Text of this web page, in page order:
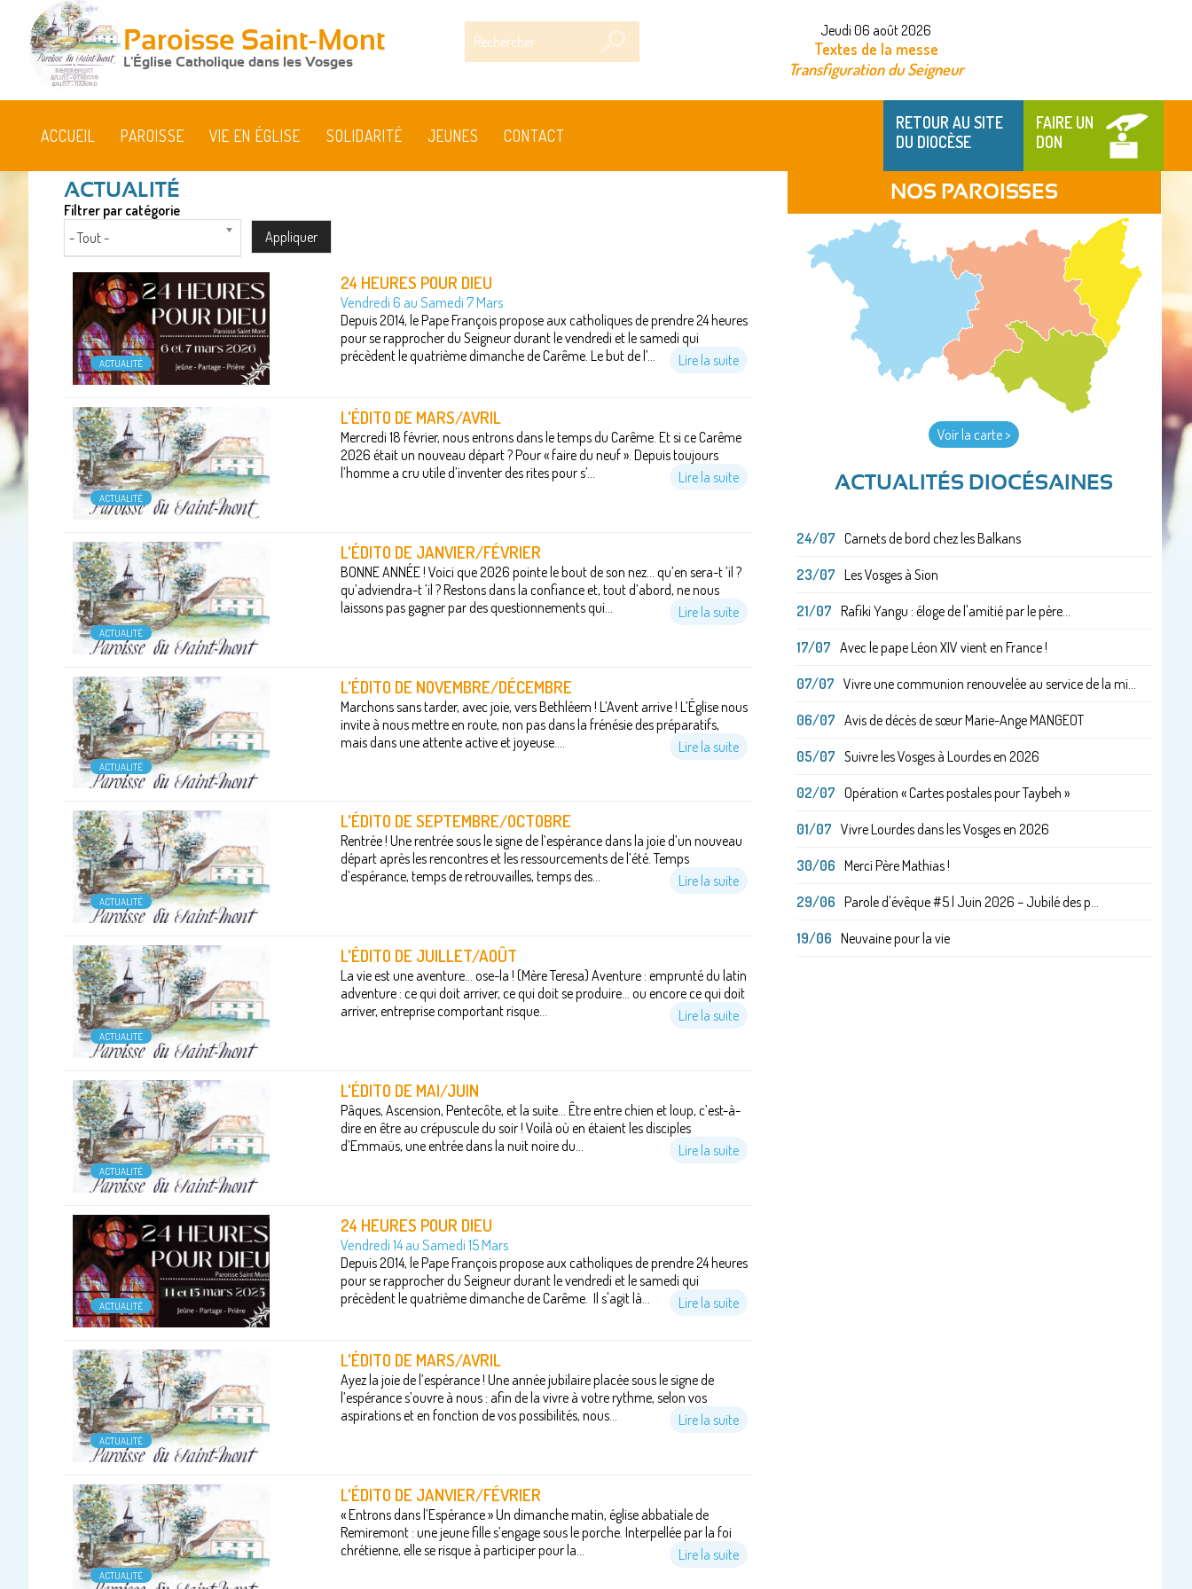
Paroisse Saint-Mont
L'Église Catholique dans les Vosges
Jeudi 06 août 2026
Textes de la messe
Transfiguration du Seigneur
RETOUR AU SITE
DU DIOCÈSE
FAIRE UN
DON
ACCUEIL PAROISSE VIE EN ÉGLISE SOLIDARITÉ JEUNES CONTACT
Filtrer par catégorie
- Tout -
ACTUALITÉ
24 HEURES POUR DIEU
Vendredi 6 au Samedi 7 Mars
Depuis 2014, le Pape François propose aux catholiques de prendre 24 heures
pour se rapprocher du Seigneur durant le vendredi et le samedi qui
précèdent le quatrième dimanche de Carême. Le but de l’...
Lire la suite
ACTUALITÉ
L'ÉDITO DE MARS/AVRIL
Mercredi 18 février, nous entrons dans le temps du Carême. Et si ce Carême
2026 était un nouveau départ ? Pour « faire du neuf ». Depuis toujours
l’homme a cru utile d’inventer des rites pour s’...
Lire la suite
ACTUALITÉ
L'ÉDITO DE JANVIER/FÉVRIER
BONNE ANNÉE ! Voici que 2026 pointe le bout de son nez... qu’en sera-t ’il ?
qu’adviendra-t ’il ? Restons dans la confiance et, tout d’abord, ne nous
laissons pas gagner par des questionnements qui...
Lire la suite
ACTUALITÉ
L'ÉDITO DE NOVEMBRE/DÉCEMBRE
Marchons sans tarder, avec joie, vers Bethléem ! L’Avent arrive ! L’Église nous
invite à nous mettre en route, non pas dans la frénésie des préparatifs,
mais dans une attente active et joyeuse....
Lire la suite
ACTUALITÉ
L'ÉDITO DE SEPTEMBRE/OCTOBRE
Rentrée ! Une rentrée sous le signe de l’espérance dans la joie d’un nouveau
départ après les rencontres et les ressourcements de l’été. Temps
d’espérance, temps de retrouvailles, temps des...
Lire la suite
ACTUALITÉ
L'ÉDITO DE JUILLET/AOÛT
La vie est une aventure... ose-la ! (Mère Teresa) Aventure : emprunté du latin
adventure : ce qui doit arriver, ce qui doit se produire... ou encore ce qui doit
arriver, entreprise comportant risque...
Lire la suite
ACTUALITÉ
L'ÉDITO DE MAI/JUIN
Pâques, Ascension, Pentecôte, et la suite... Être entre chien et loup, c’est-à-
dire en être au crépuscule du soir ! Voilà où en étaient les disciples
d’Emmaüs, une entrée dans la nuit noire du...
Lire la suite
ACTUALITÉ
24 HEURES POUR DIEU
Vendredi 14 au Samedi 15 Mars
Depuis 2014, le Pape François propose aux catholiques de prendre 24 heures
pour se rapprocher du Seigneur durant le vendredi et le samedi qui
précèdent le quatrième dimanche de Carême. Il s'agit là...
Lire la suite
ACTUALITÉ
L'ÉDITO DE MARS/AVRIL
Ayez la joie de l’espérance ! Une année jubilaire placée sous le signe de
l’espérance s’ouvre à nous : afin de la vivre à votre rythme, selon vos
aspirations et en fonction de vos possibilités, nous...
Lire la suite
ACTUALITÉ
L'ÉDITO DE JANVIER/FÉVRIER
« Entrons dans l’Espérance » Un dimanche matin, église abbatiale de
Remiremont : une jeune fille s’engage sous le porche. Interpellée par la foi
chrétienne, elle se risque à participer pour la...
Lire la suite
NOS PAROISSES
Voir la carte >
ACTUALITÉS DIOCÉSAINES
24/07 Carnets de bord chez les Balkans
23/07 Les Vosges à Sion
21/07 Rafiki Yangu : éloge de l'amitié par le père...
17/07 Avec le pape Léon XIV vient en France !
07/07 Vivre une communion renouvelée au service de la mi...
06/07 Avis de décès de sœur Marie-Ange MANGEOT
05/07 Suivre les Vosges à Lourdes en 2026
02/07 Opération « Cartes postales pour Taybeh »
01/07 Vivre Lourdes dans les Vosges en 2026
30/06 Merci Père Mathias !
29/06 Parole d'évêque #5 | Juin 2026 – Jubilé des p...
19/06 Neuvaine pour la vie